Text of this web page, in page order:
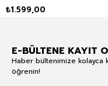
₺1.599,00
E-BÜLTENE KAYIT
Haber bültenimize kolayca
öğrenin!